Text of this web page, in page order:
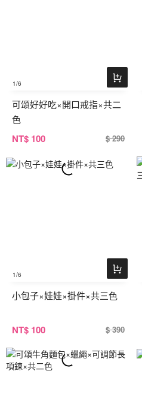
1/6
可頌好好吃×開口戒指×共二
色
NT$ 100 $ 290
1/6
小包子×娃娃×掛件×共三色
NT$ 100 $ 390